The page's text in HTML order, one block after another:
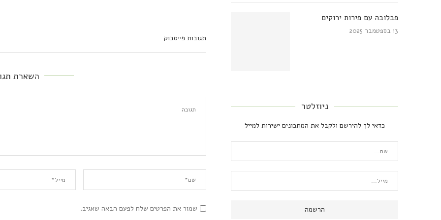
תגובות פייסבוק
השארת
שמור את הפרטים שלח לפעם הבאה שאגיב.
פבלובה עם פירות ירוקים
13 בספטמבר 2025
ניוזלטר
כדאי לך להירשם ולקבל את המתכונים ישירות למייל